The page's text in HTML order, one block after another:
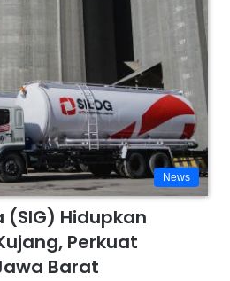
News
(SIG) Hidupkan
Perkuat
Barat